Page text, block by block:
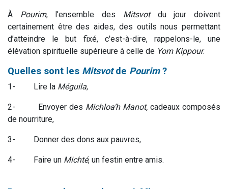
À Pourim, l’ensemble des Mitsvotdu jour doivent
certainement être des aides, des outils nous permettant
d’atteindre le but fixé, c'est-à-dire, rappelons-le, une
élévation spirituelle supérieure à celle de Yom Kippour.
Quelles sont les Mitsvotde Pourim?
1- Lire la Méguila,
2- Envoyer des Michloa’h Manot, cadeaux composés
de nourriture,
3- Donner des dons aux pauvres,
4- Faire un Michté, un festin entre amis.